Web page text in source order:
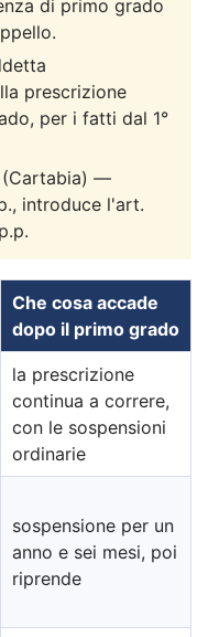
di primo grado
prescrizione
per i fatti dal 1°
(Cartabia) —
introduce l'art.
Che cosa accade
dopo il primo grado
la prescrizione
continua a correre,
con le sospensioni
ordinarie
sospensione per un
anno e sei mesi, poi
riprende